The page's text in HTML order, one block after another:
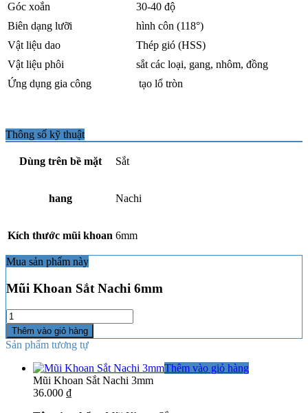
Góc xoắn
30-40 độ
Biên dạng lưỡi
hình côn (118°)
Vật liệu dao
Thép gió (HSS)
Vật liệu phôi
sắt các loại, gang, nhôm, đồng
Ứng dụng gia công
tạo lổ tròn
Thông số kỹ thuật
Dùng trên bề mặt Sắt
hang Nachi
Kích thước mũi khoan 6mm
Mua sản phẩm này
Mũi Khoan Sắt Nachi 6mm
Số
lượng
Thêm vào giỏ hàng
Sản phẩm tương tự
Thêm vào giỏ hàng
Mũi Khoan Sắt Nachi 3mm
36.000 ₫